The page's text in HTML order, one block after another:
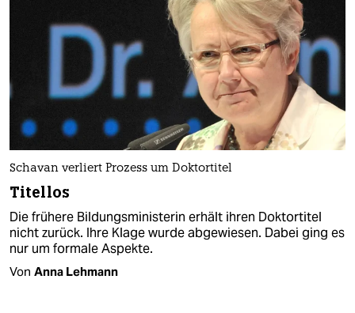
Schavan verliert Prozess um Doktortitel
Titellos
Die frühere Bildungsministerin erhält ihren Doktortitel
nicht zurück. Ihre Klage wurde abgewiesen. Dabei ging es
nur um formale Aspekte.
Von Anna Lehmann